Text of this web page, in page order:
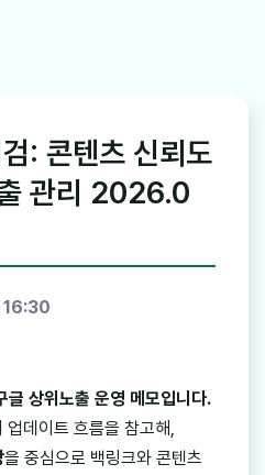
: 콘텐츠 신뢰도
관리 2026.0
상위노출 운영 메모입니다.
데이트 흐름을 참고해,
을 중심으로 백링크와 콘텐츠